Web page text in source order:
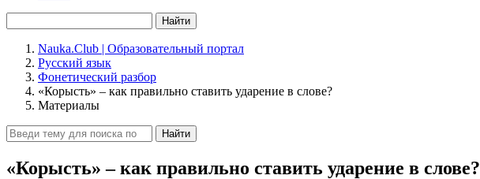
Найти
Nauka.Club | Образовательный портал
Русский язык
Фонетический разбор
«Корысть» – как правильно ставить ударение в слове?
Материалы
Найти
«Корысть» – как правильно ставить ударение в слове?